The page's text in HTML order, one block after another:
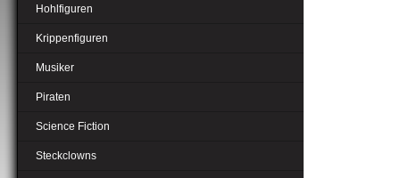
Hohlfiguren
Krippenfiguren
Musiker
Piraten
Science Fiction
Steckclowns